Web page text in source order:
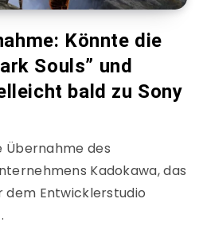
Könnte die
Souls” und
bald zu Sony
Übernahme des
Kadokawa, das
Entwicklerstudio